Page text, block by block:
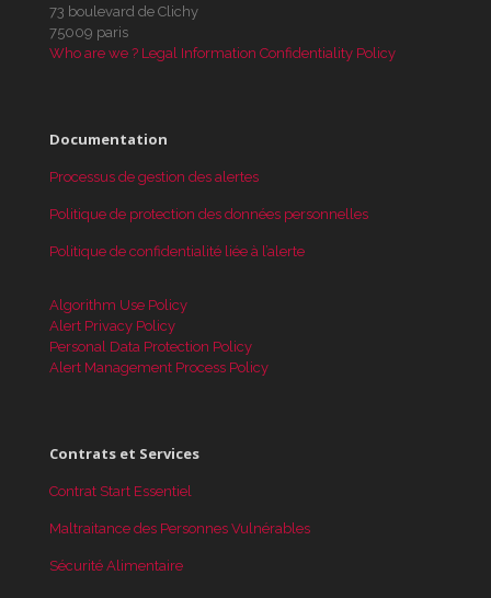
73 boulevard de Clichy
75009 paris
Who are we ? Legal Information Confidentiality Policy
Documentation
Processus de gestion des alertes
Politique de protection des données personnelles
Politique de confidentialité liée à l’alerte
Algorithm Use Policy
Alert Privacy Policy
Personal Data Protection Policy
Alert Management Process Policy
Contrats et Services
Contrat Start Essentiel
Maltraitance des Personnes Vulnérables
Sécurité Alimentaire